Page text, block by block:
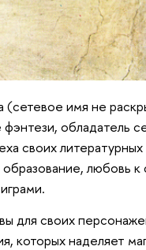
(сетевое имя не
обладатель
своих
любовь
для своих
которых наделяет